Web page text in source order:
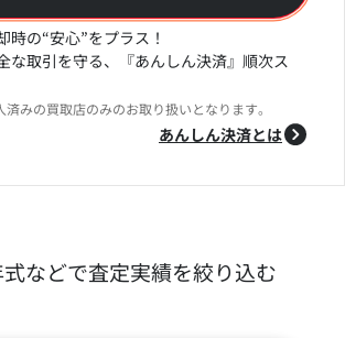
時の“安心”をプラス！
な取引を守る、『あんしん決済』順次ス
みの買取店のみのお取り扱いとなります。
あんしん決済とは
などで査定実績を絞り込む